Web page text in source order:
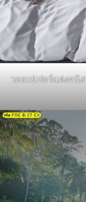
วอลเปเปอร์แต่งผ